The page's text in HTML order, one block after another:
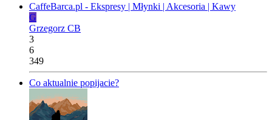
CaffeBarca.pl - Ekspresy | Młynki | Akcesoria | Kawy
G
Grzegorz CB
3
6
349
Co aktualnie popijacie?